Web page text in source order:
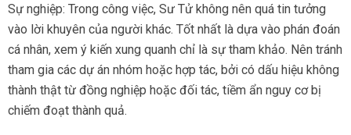
Sự nghiệp: Trong công việc, Sư Tử không nên quá tin tưởng
vào lời khuyên của người khác. Tốt nhất là dựa vào phán đoán
cá nhân, xem ý kiến xung quanh chỉ là sự tham khảo. Nên tránh
tham gia các dự án nhóm hoặc hợp tác, bởi có dấu hiệu không
thành thật từ đồng nghiệp hoặc đối tác, tiềm ẩn nguy cơ bị
chiếm đoạt thành quả.